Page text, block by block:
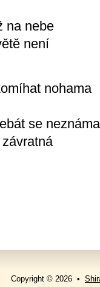
na nebe
není
nohama
se neznáma
Copyright © 2026 •